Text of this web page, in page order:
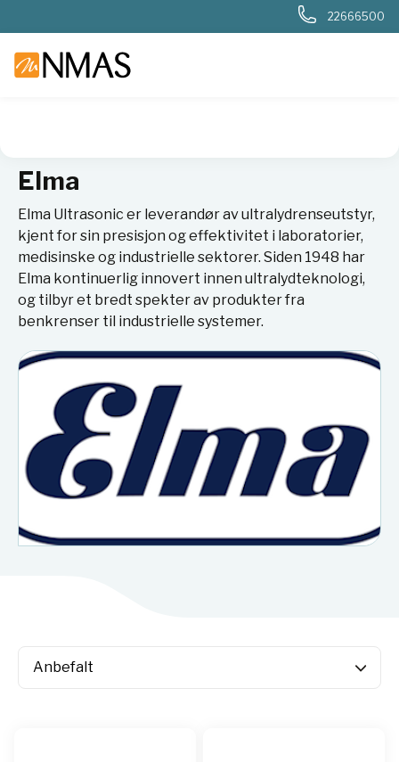
22666500
Elma
Elma Ultrasonic er leverandør av ultralydrenseutstyr,
kjent for sin presisjon og effektivitet i laboratorier,
medisinske og industrielle sektorer. Siden 1948 har
Elma kontinuerlig innovert innen ultralydteknologi,
og tilbyr et bredt spekter av produkter fra
benkrenser til industrielle systemer.